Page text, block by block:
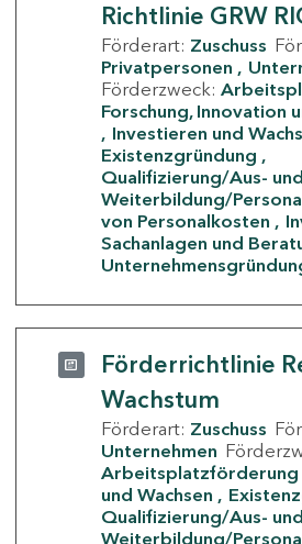
Richtlinie GRW
Förderart: Zuschuss
Privatpersonen
Förderzweck:
Forschung, Innovation
Investieren und
Existenzgründung
Qualifizierung/Aus- und
Weiterbildung/
von Personalkosten
Sachanlagen und
Förderrichtlinie
Wachstum
Förderart: Zuschuss
Unternehmen
Arbeitsplatzförderung
und Wachsen
Qualifizierung/Aus- und
Weiterbildung/